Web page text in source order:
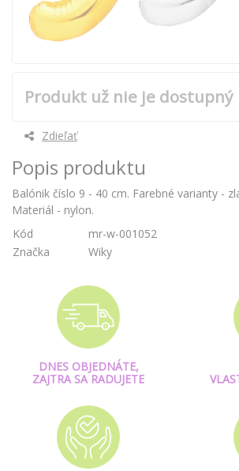
Produkt už nie je dostupný
Zdieľať
Popis produktu
Balónik číslo 9 - 40 cm. Farebné varianty -
Materiál - nylon.
Kód
mr-w-001052
Značka
Wiky
DNES OBJEDNÁTE,
ZAJTRA SA RADUJETE